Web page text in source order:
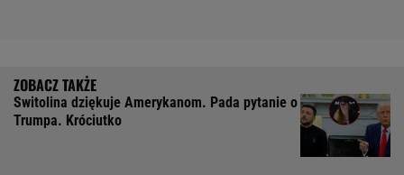
Switolina dziękuje Amerykanom. Pada pytanie o
Trumpa. Króciutko